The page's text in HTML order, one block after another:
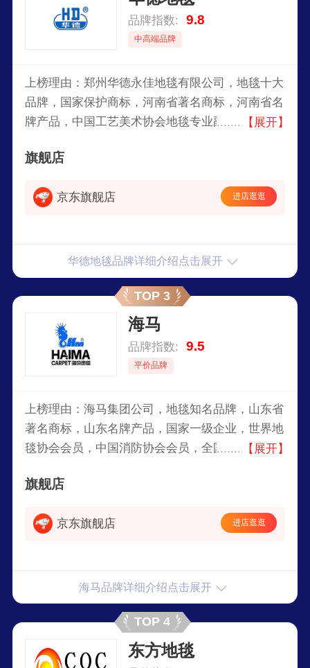
品牌指数: 9.8
中高端品牌
上榜理由：郑州华德永佳地毯有限公司，地毯十大
品牌，国家保护商标，河南省著名商标，河南省名
牌产品，中国工艺美术协会地毯专业副会长，簇绒
品品种最全、销售和服务网络最广的企业之一。
【展开】
旗舰店
京东旗舰店 进店逛逛
华德地毯品牌详细介绍点击展开
TOP 3
海马
品牌指数: 9.5
平价品牌
上榜理由：海马集团公司，地毯知名品牌，山东省
著名商标，山东名牌产品，国家一级企业，世界地
毯协会会员，中国消防协会会员，全国出口创汇先
大型地毯专业生产企业。
【展开】
旗舰店
京东旗舰店 进店逛逛
海马品牌详细介绍点击展开
TOP 4
东方地毯